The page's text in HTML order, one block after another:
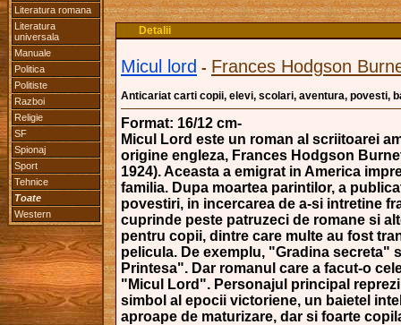
Literatura romana
Literatura
universala
Manuale
Politica
Politiste
Razboi
Religie
SF
Spionaj
Sport
Tehnice
Toate
Western
Detalii
Micul lord - Frances Hodgson
Anticariat carti copii, elevi, scolari, aventura, povesti,
Format: 16/12 cm-
Micul Lord este un roman al scriitoarei
origine engleza, Frances Hodgson
1924). Aceasta a emigrat in America
familia. Dupa moartea parintilor, a
povestiri, in incercarea de a-si intretine
cuprinde peste patruzeci de romane si
pentru copii, dintre care multe au fost
pelicula. De exemplu, "Gradina secreta"
Printesa". Dar romanul care a facut-o
"Micul Lord". Personajul principal
simbol al epocii victoriene, un baietel
aproape de maturizare, dar si foarte